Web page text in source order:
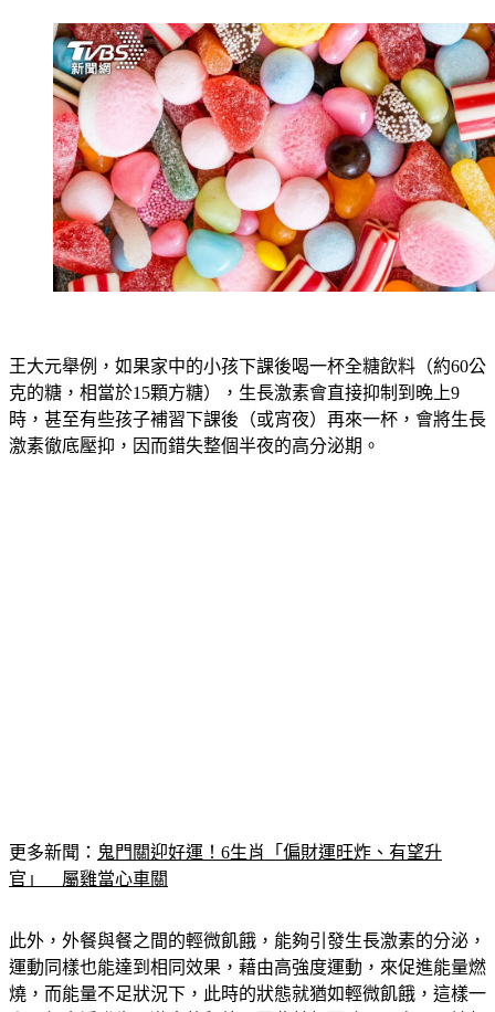
克的糖，相當於15顆方糖），生長激素會直接抑制到晚上9
時，甚至有些孩子補習下課後（或宵夜）再來一杯，會將生長
激素徹底壓抑，因而錯失整個半夜的高分泌期。
官」　屬雞當心車關
運動同樣也能達到相同效果，藉由高強度運動，來促進能量燃
燒，而能量不足狀況下，此時的狀態就猶如輕微飢餓，這樣一
來，便會誘發生長激素的釋放，因此若想要孩子長高，不妨督